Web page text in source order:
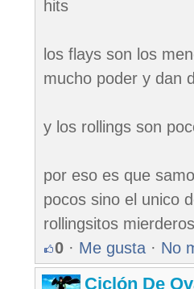
hits
los flays son los
mucho poder y dan
y los rollings son
por eso es que
pocos sino el unico
rollingsitos
0 · Me gusta · No
Ciclón De